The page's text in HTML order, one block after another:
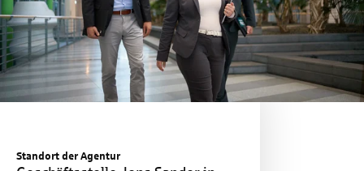
Standort der Agentur